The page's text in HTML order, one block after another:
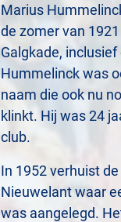
Marius
de zomer van
Galgkade,
Hummelinck was
naam die ook nu
klinkt. Hij was 24
club.
In 1952 verhuist de
Nieuwelant waar
was aangelegd.